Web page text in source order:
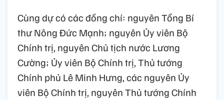
Cùng dự có các đồng chí: nguyên Tổng Bí
thư Nông Đức Mạnh; nguyên Ủy viên Bộ
Chính trị, nguyên Chủ tịch nước Lương
Cường; Ủy viên Bộ Chính trị, Thủ tướng
Chính phủ Lê Minh Hưng, các nguyên Ủy
viên Bộ Chính trị, nguyên Thủ tướng Chính